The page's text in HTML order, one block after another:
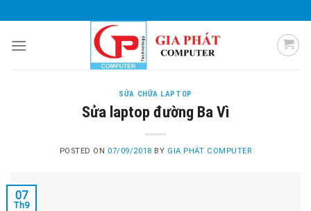
to
content
SỬA CHỮA LAPTOP
Sửa laptop đường Ba Vì
POSTED ON 07/09/2018 BY GIA PHÁT COMPUTER
07
Th9